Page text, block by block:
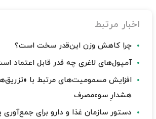
اخبار مرتبط
چرا کاهش وزن این‌قدر سخت است؟
آمپول‌های لاغری چه قدر قابل اعتماد
افزایش مسمومیت‌های مرتبط با
هشدارِ سوءمصرف
دستور سازمان غذا و دارو برای